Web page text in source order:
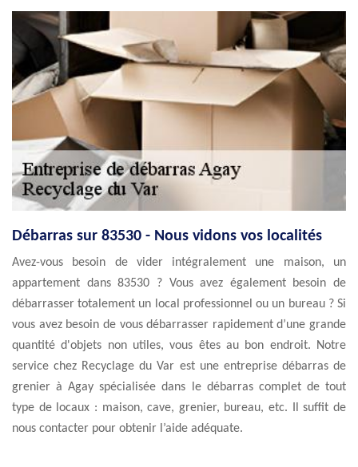
Débarras sur 83530 - Nous vidons vos localités
Avez-vous besoin de vider intégralement une maison, un
appartement dans 83530 ? Vous avez également besoin de
débarrasser totalement un local professionnel ou un bureau ? Si
vous avez besoin de vous débarrasser rapidement d’une grande
quantité d'objets non utiles, vous êtes au bon endroit. Notre
service chez Recyclage du Var est une entreprise débarras de
grenier à Agay spécialisée dans le débarras complet de tout
type de locaux : maison, cave, grenier, bureau, etc. Il suffit de
nous contacter pour obtenir l’aide adéquate.